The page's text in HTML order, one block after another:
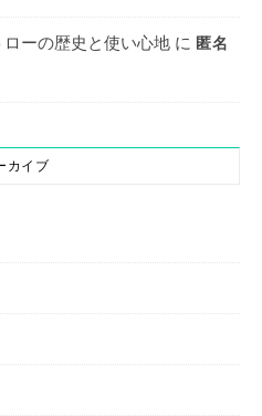
ーの歴史と使い心地 に 匿名
カイブ